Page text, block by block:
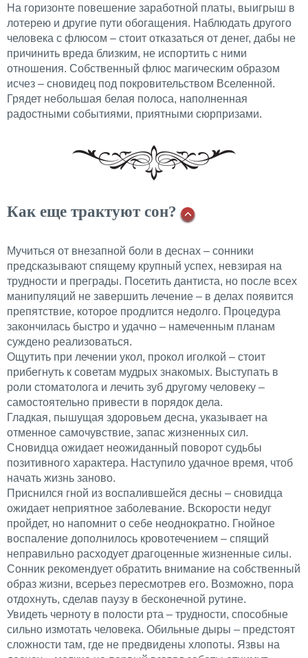
На горизонте повешение заработной платы, выигрыш в
лотерею и другие пути обогащения. Наблюдать другого
человека с флюсом – стоит отказаться от денег, дабы не
причинить вреда близким, не испортить с ними
отношения. Собственный флюс магическим образом
исчез – сновидец под покровительством Вселенной.
Грядет небольшая белая полоса, наполненная
радостными событиями, приятными сюрпризами.
Как еще трактуют сон?
Мучиться от внезапной боли в деснах – сонники
предсказывают спящему крупный успех, невзирая на
трудности и преграды. Посетить дантиста, но после всех
манипуляций не завершить лечение – в делах появится
препятствие, которое продлится недолго. Процедура
закончилась быстро и удачно – намеченным планам
суждено реализоваться.
Ощутить при лечении укол, прокол иголкой – стоит
прибегнуть к советам мудрых знакомых. Выступать в
роли стоматолога и лечить зуб другому человеку –
самостоятельно привести в порядок дела.
Гладкая, пышущая здоровьем десна, указывает на
отменное самочувствие, запас жизненных сил.
Сновидца ожидает неожиданный поворот судьбы
позитивного характера. Наступило удачное время, чтоб
начать жизнь заново.
Приснился гной из воспалившейся десны – сновидца
ожидает неприятное заболевание. Вскорости недуг
пройдет, но напомнит о себе неоднократно. Гнойное
воспаление дополнилось кровотечением – спящий
неправильно расходует драгоценные жизненные силы.
Сонник рекомендует обратить внимание на собственный
образ жизни, всерьез пересмотрев его. Возможно, пора
отдохнуть, сделав паузу в бесконечной рутине.
Увидеть черноту в полости рта – трудности, способные
сильно измотать человека. Обильные дыры – предстоят
сложности там, где не предвидены хлопоты. Язвы на